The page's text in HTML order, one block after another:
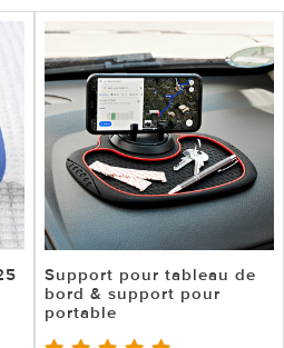
Support pour tableau de
bord & support pour
portable